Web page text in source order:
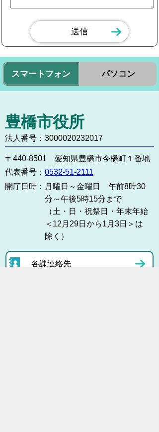
スマートフォン パソコン
豊橋市役所
法人番号：3000020232017
〒440-8501 愛知県豊橋市今橋町１番地
代表番号： 0532-51-2111
開庁日時： 月曜日～金曜日 午前8時30
分～午後5時15分まで
（土・日・祝祭日・年末年始
＜12月29日から1月3日＞は
除く）
各課連絡先